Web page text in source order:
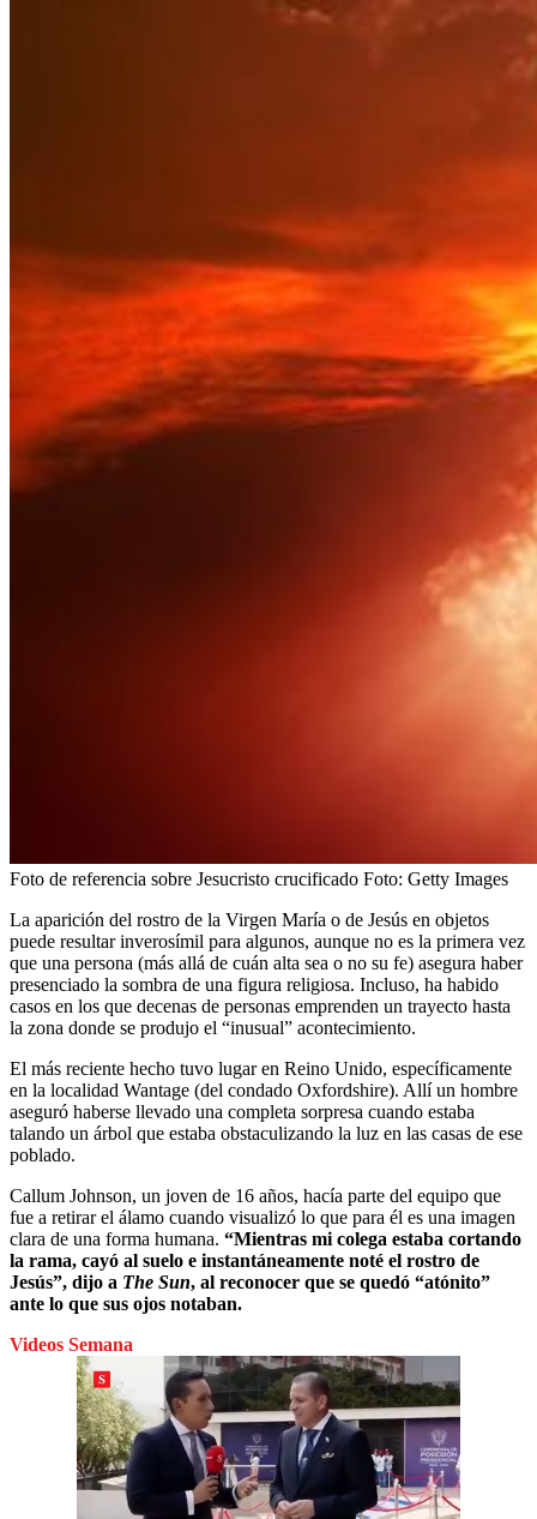
Foto de referencia sobre Jesucristo crucificado Foto: Getty Images
La aparición del rostro de la Virgen María o de Jesús en objetos
puede resultar inverosímil para algunos, aunque no es la primera vez
que una persona (más allá de cuán alta sea o no su fe) asegura haber
presenciado la sombra de una figura religiosa. Incluso, ha habido
casos en los que decenas de personas emprenden un trayecto hasta
la zona donde se produjo el “inusual” acontecimiento.
El más reciente hecho tuvo lugar en Reino Unido, específicamente
en la localidad Wantage (del condado Oxfordshire). Allí un hombre
aseguró haberse llevado una completa sorpresa cuando estaba
talando un árbol que estaba obstaculizando la luz en las casas de ese
poblado.
Callum Johnson, un joven de 16 años, hacía parte del equipo que
fue a retirar el álamo cuando visualizó lo que para él es una imagen
clara de una forma humana. “Mientras mi colega estaba cortando
la rama, cayó al suelo e instantáneamente noté el rostro de
Jesús”, dijo a The Sun, al reconocer que se quedó “atónito”
ante lo que sus ojos notaban.
Videos Semana